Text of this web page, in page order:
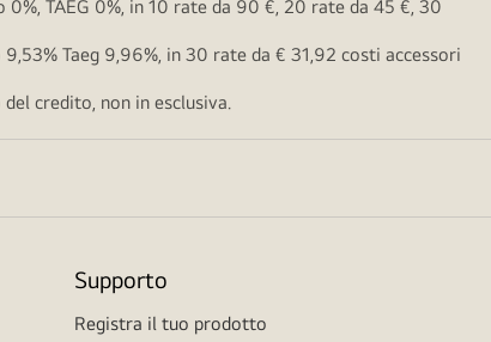
TAEG 0%, in 10 rate da 90 €, 20 rate da 45 €, 30
Taeg 9,96%, in 30 rate da € 31,92 costi accessori
credito, non in esclusiva.
Supporto
Registra il tuo prodotto